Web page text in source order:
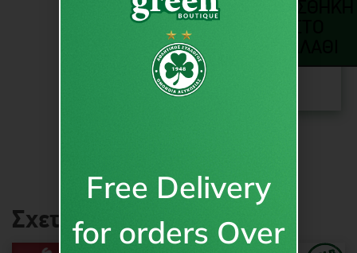
Σχετικά προϊόντα
Free Delivery
for orders Over